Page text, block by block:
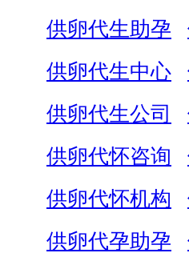
供卵代生助孕
供卵代生中心
供卵代生公司
供卵代怀咨询
供卵代怀机构
供卵代孕助孕